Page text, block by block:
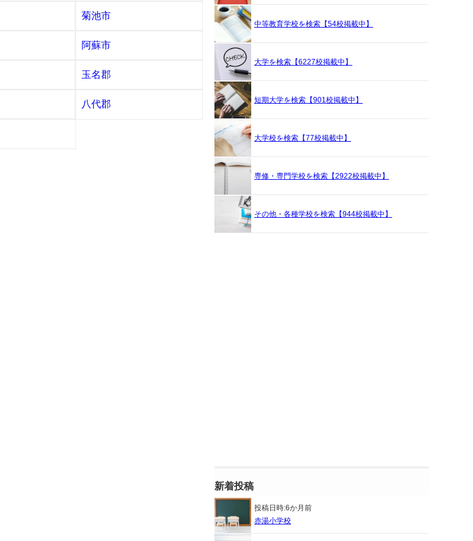
菊池市
阿蘇市
玉名郡
八代郡
中等教育学校を検索【54校掲載中】
大学を検索【6227校掲載中】
短期大学を検索【901校掲載中】
大学校を検索【77校掲載中】
専修・専門学校を検索【2922校掲載中】
その他・各種学校を検索【944校掲載中】
新着投稿
投稿日時:6か月前
赤湯小学校